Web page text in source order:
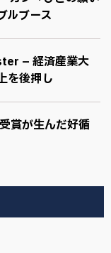
ルブース
– 経済産業大
を後押し
賞が生んだ好循